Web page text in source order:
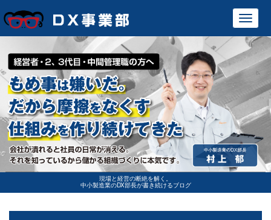
現場と経営の断絶を解く。
中小製造業のDX部長が書き続けるブログ